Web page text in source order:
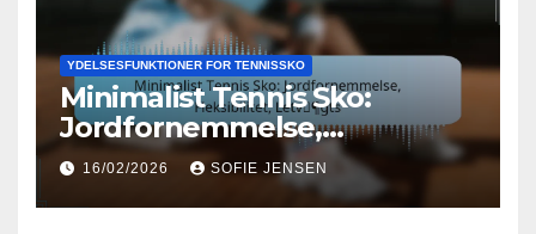
YDELSESFUNKTIONER FOR TENNISSKO
Minimalist Tennis Sko:
Jordfornemmelse,
Fleksibilitet, Letvægts
16/02/2026 SOFIE JENSEN